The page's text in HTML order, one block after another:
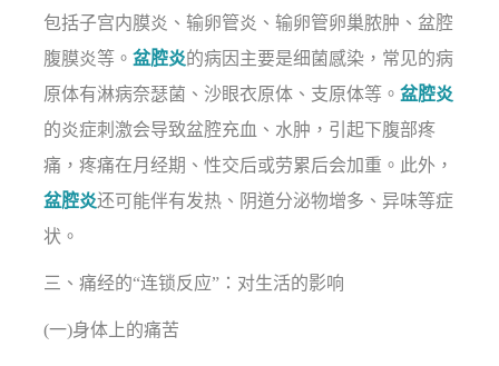
包括子宫内膜炎、输卵管炎、输卵管卵巢脓肿、盆腔
腹膜炎等。盆腔炎的病因主要是细菌感染，常见的病
原体有淋病奈瑟菌、沙眼衣原体、支原体等。盆腔炎
的炎症刺激会导致盆腔充血、水肿，引起下腹部疼
痛，疼痛在月经期、性交后或劳累后会加重。此外，
盆腔炎还可能伴有发热、阴道分泌物增多、异味等症
状。
三、痛经的“连锁反应”：对生活的影响
(一)身体上的痛苦